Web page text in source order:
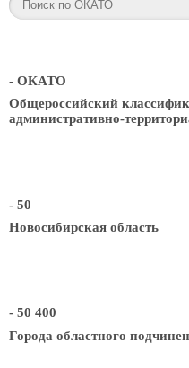
- ОКАТО
Общероссийский
административно-
- 50
Новосибирская область
- 50 400
Города областного